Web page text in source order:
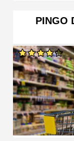
PINGO